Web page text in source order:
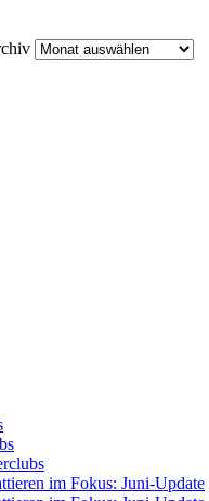
im Fokus: Juni-Update